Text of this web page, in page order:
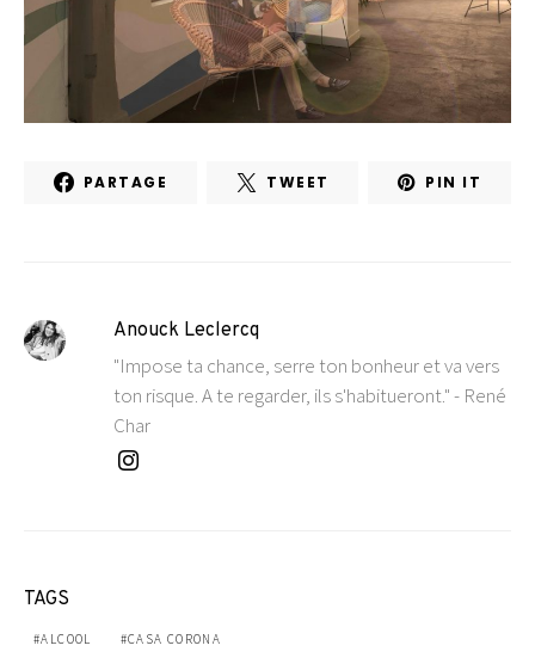
PARTAGE TWEET PIN IT
Anouck Leclercq
"Impose ta chance, serre ton bonheur et va vers
ton risque. A te regarder, ils s'habitueront." - René
Char
TAGS
ALCOOL CASA CORONA